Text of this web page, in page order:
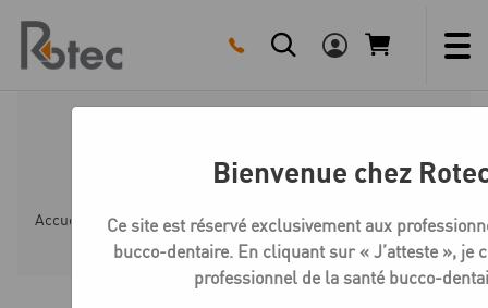
content
Medentika N-Série Vis
Accueil Boutique Compatible STRAUMANN SYNOCTA
Bienvenue chez
Ce site est réservé exclusivement aux
bucco-dentaire. En cliquant sur « J’atteste », je
professionnel de la santé bucco-